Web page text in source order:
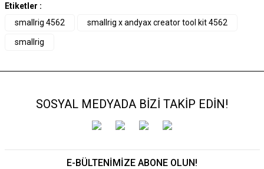
Etiketler :
smallrig 4562
smallrig x andyax creator tool kit 4562
smallrig
SOSYAL MEDYADA BİZİ TAKİP EDİN!
E-BÜLTENİMİZE ABONE OLUN!